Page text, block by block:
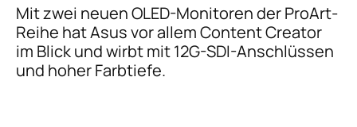
Mit zwei neuen OLED-Monitoren der ProArt-
Reihe hat Asus vor allem Content Creator
im Blick und wirbt mit 12G-SDI-Anschlüssen
und hoher Farbtiefe.